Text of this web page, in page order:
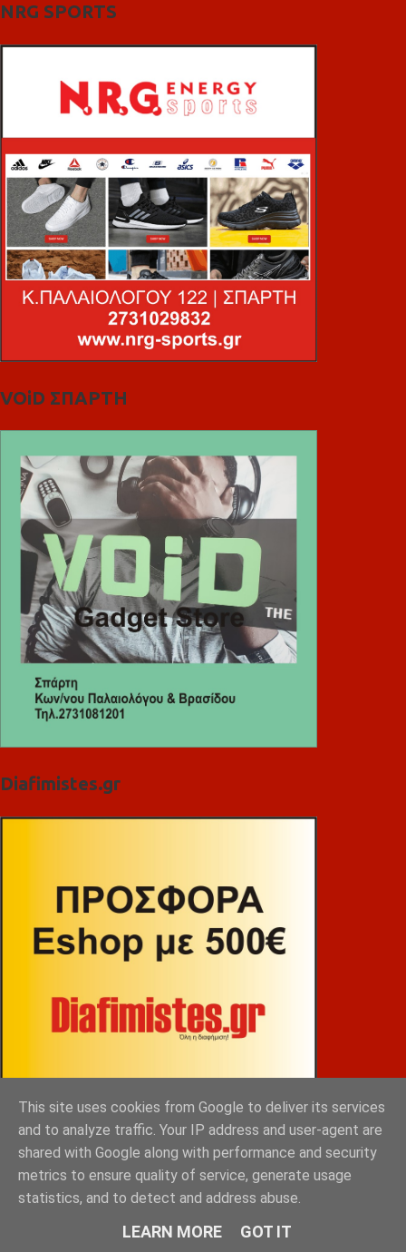
NRG SPORTS
VOiD ΣΠΑΡΤΗ
Diafimistes.gr
ΒΕΚΡΑΚΟΣ
This site uses cookies from Google to deliver its services
and to analyze traffic. Your IP address and user-agent are
shared with Google along with performance and security
metrics to ensure quality of service, generate usage
statistics, and to detect and address abuse.
LEARN MORE GOT IT